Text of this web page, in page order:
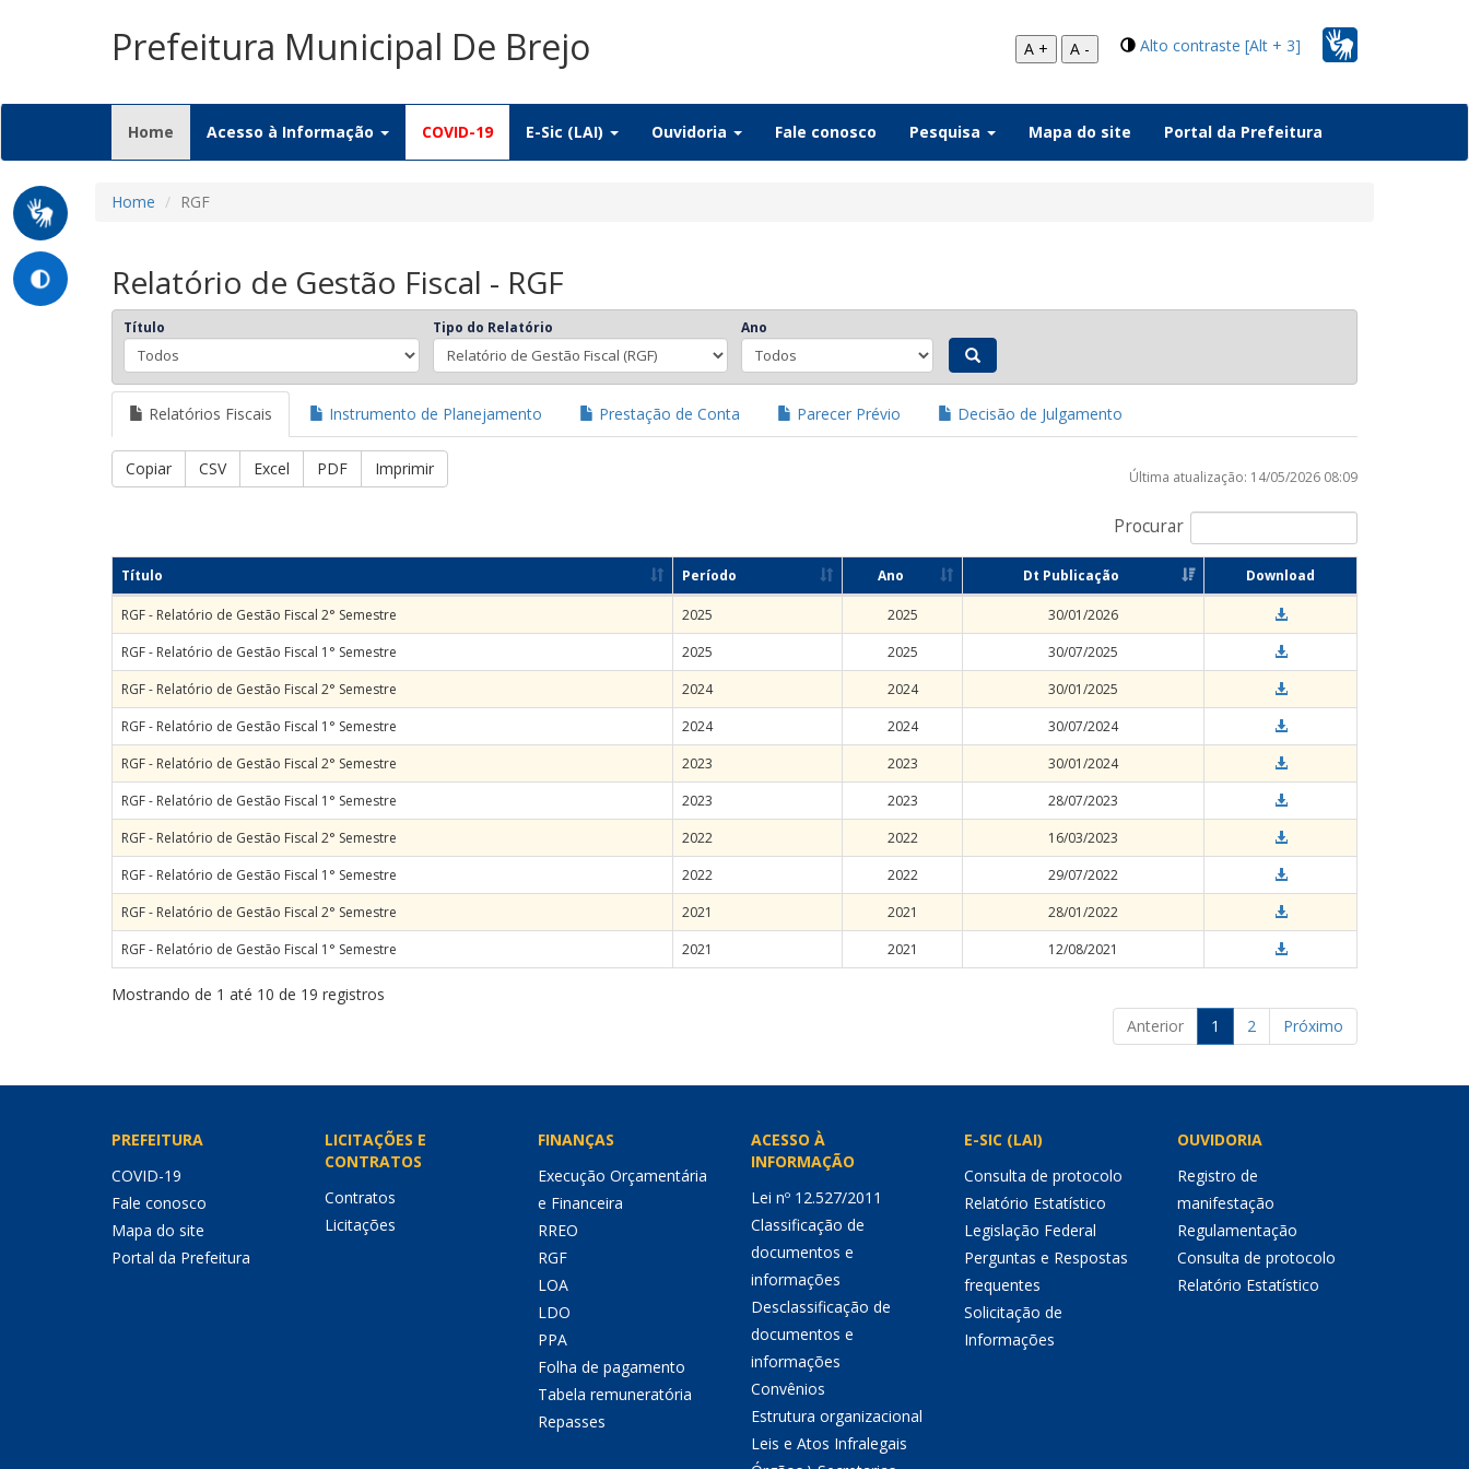
Prefeitura Municipal De Brejo Alto contraste [Alt + 3]
A + A -
Home (current)
Acesso à Informação COVID-19 E-Sic (LAI) Ouvidoria Fale conosco Pesquisa Mapa do site Portal da Prefeitura
Home RGF
Relatório de Gestão Fiscal - RGF
Título Tipo do Relatório Ano
Relatórios Fiscais Instrumento de Planejamento Prestação de Conta Parecer Prévio Decisão de Julgamento
Copiar CSV Excel PDF Imprimir
Procurar
Última atualização: 14/05/2026 08:09
Título Período Ano Dt Publicação Download
RGF - Relatório de Gestão Fiscal 2° Semestre 2025 2025
30/01/2026
RGF - Relatório de Gestão Fiscal 1° Semestre
2025 2025
30/07/2025
RGF - Relatório de Gestão Fiscal 2° Semestre
2024 2024
30/01/2025
RGF - Relatório de Gestão Fiscal 1° Semestre
2024 2024
30/07/2024
RGF - Relatório de Gestão Fiscal 2° Semestre
2023 2023
30/01/2024
RGF - Relatório de Gestão Fiscal 1° Semestre
2023 2023
28/07/2023
RGF - Relatório de Gestão Fiscal 2° Semestre
2022 2022
16/03/2023
RGF - Relatório de Gestão Fiscal 1° Semestre
2022 2022
29/07/2022
RGF - Relatório de Gestão Fiscal 2° Semestre
2021 2021
28/01/2022
RGF - Relatório de Gestão Fiscal 1° Semestre
2021 2021 12/08/2021
Mostrando de 1 até 10 de 19 registros
Anterior
1 2 Próximo
PREFEITURA
COVID-19
Fale conosco
Mapa do site
Portal da Prefeitura
LICITAÇÕES E
CONTRATOS
Contratos
Licitações
FINANÇAS
Execução Orçamentária
e Financeira
RREO
RGF
LOA
LDO
PPA
Folha de pagamento
Tabela remuneratória
Repasses
ACESSO À
INFORMAÇÃO
Lei nº 12.527/2011
Classificação de
documentos e
informações
Desclassificação de
documentos e
informações
Convênios
Estrutura organizacional
Leis e Atos Infralegais
E-SIC (LAI)
Consulta de protocolo
Relatório Estatístico
Legislação Federal
Perguntas e Respostas
frequentes
Solicitação de
Informações
OUVIDORIA
Registro de
manifestação
Regulamentação
Consulta de protocolo
Relatório Estatístico